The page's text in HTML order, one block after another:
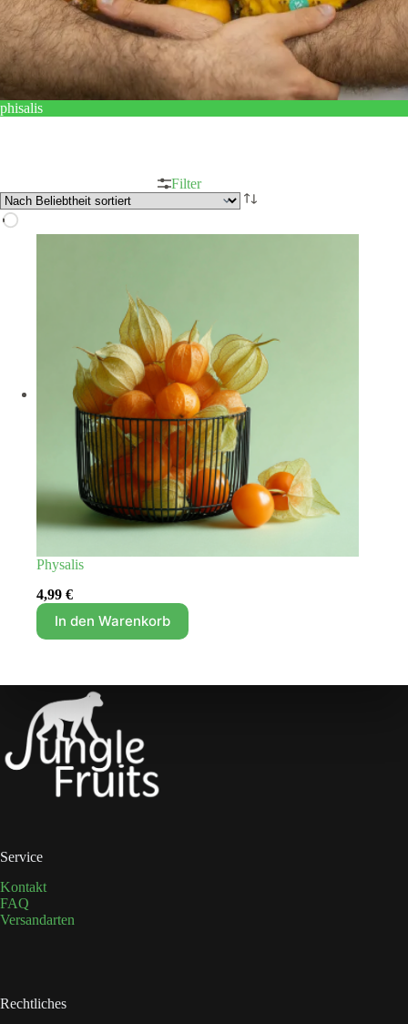
phisalis
Filter
Physalis
4,99 €
In den Warenkorb
Service
Kontakt
FAQ
Versandarten
Rechtliches